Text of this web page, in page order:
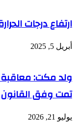
ارتفاع درجات
أبريل 5, 2025
ولد مكت: معاقبة
تمت وفق القانون
يوليو 21, 2026